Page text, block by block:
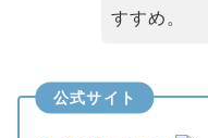
すすめ。
公式サイト